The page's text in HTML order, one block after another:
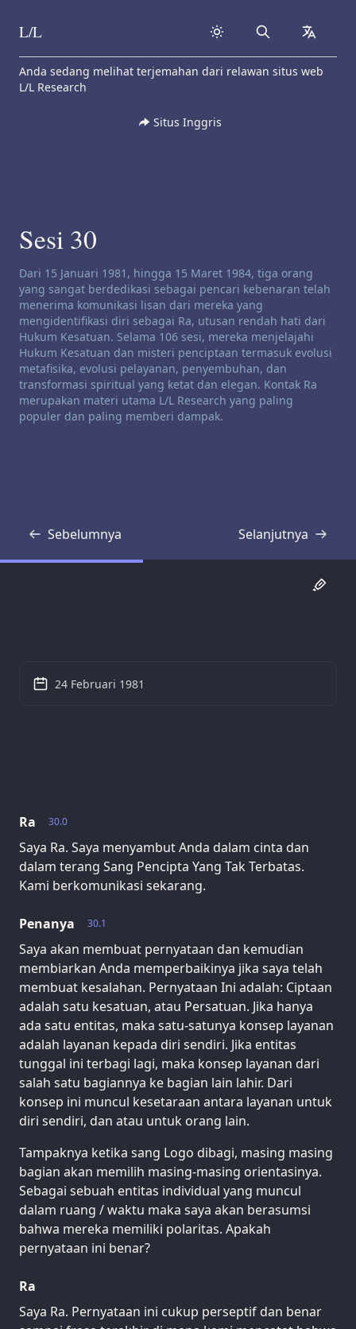
Skip to content
L/L Search
Anda sedang melihat terjemahan dari relawan situs web
L/L Research
Situs Inggris
Sesi 30
Penafian saluran:
Dari 15 Januari 1981, hingga 15 Maret 1984, tiga orang
yang sangat berdedikasi sebagai pencari kebenaran telah
menerima komunikasi lisan dari mereka yang
mengidentifikasi diri sebagai Ra, utusan rendah hati dari
Hukum Kesatuan. Selama 106 sesi, mereka menjelajahi
Hukum Kesatuan dan misteri penciptaan termasuk evolusi
metafisika, evolusi pelayanan, penyembuhan, dan
transformasi spiritual yang ketat dan elegan. Kontak Ra
merupakan materi utama L/L Research yang paling
populer dan paling memberi dampak.
Sebelumnya
Transkrip Selanjutnya
Transkrip
30.0
Ra
Saya Ra. Saya menyambut Anda dalam cinta dan
dalam terang Sang Pencipta Yang Tak Terbatas.
Kami berkomunikasi sekarang.
30.1
Penanya
Saya akan membuat pernyataan dan kemudian
membiarkan Anda memperbaikinya jika saya telah
membuat kesalahan. Pernyataan Ini adalah: Ciptaan
adalah satu kesatuan, atau Persatuan. Jika hanya
ada satu entitas, maka satu-satunya konsep layanan
adalah layanan kepada diri sendiri. Jika entitas
tunggal ini terbagi lagi, maka konsep layanan dari
salah satu bagiannya ke bagian lain lahir. Dari
konsep ini muncul kesetaraan antara layanan untuk
diri sendiri, dan atau untuk orang lain.
Tampaknya ketika sang Logo dibagi, masing masing
bagian akan memilih masing-masing orientasinya.
Sebagai sebuah entitas individual yang muncul
dalam ruang / waktu maka saya akan berasumsi
bahwa mereka memiliki polaritas. Apakah
pernyataan ini benar?
Ra
Saya Ra. Pernyataan ini cukup perseptif dan benar
24 Februari 1981